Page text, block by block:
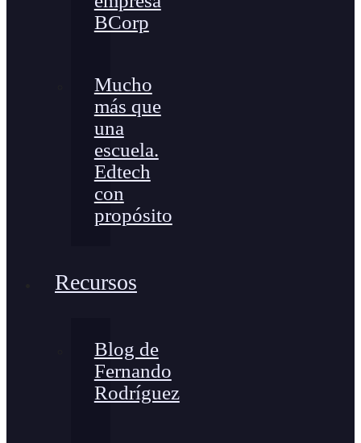
BCorp
Mucho
más que
una
escuela.
Edtech
con
propósito
Recursos
Blog de
Fernando
Rodríguez